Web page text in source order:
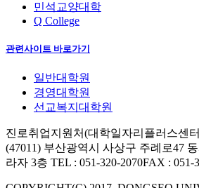
민석교양대학
Q College
관련사이트 바로가기
일반대학원
경영대학원
선교복지대학원
진로취업지원처(대학일자리플러스센
(47011) 부산광역시 사상구 주례로47
라자 3층 TEL : 051-320-2070FAX : 051-